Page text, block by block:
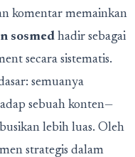
komentar memainkan
sosmed hadir sebagai
secara sistematis.
semuanya
sebuah konten—
lebih luas. Oleh
strategis dalam